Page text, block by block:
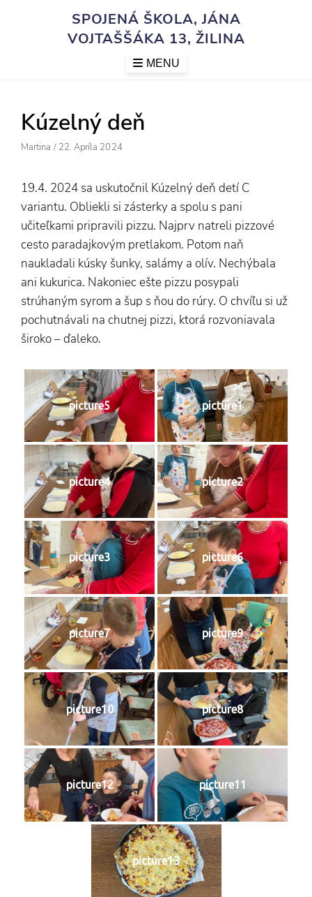
SPOJENÁ ŠKOLA, JÁNA
VOJTAŠŠÁKA 13, ŽILINA
MENU
Kúzelný deň
Author
Martina / Posted
22. Apríla 2024
19.4. 2024 sa uskutočnil Kúzelný deň detí C
variantu. Obliekli si zásterky a spolu s pani
učiteľkami pripravili pizzu. Najprv natreli pizzové
cesto paradajkovým pretlakom. Potom naň
naukladali kúsky šunky, salámy a olív. Nechýbala
ani kukurica. Nakoniec ešte pizzu posypali
strúhaným syrom a šup s ňou do rúry. O chvíľu si už
pochutnávali na chutnej pizzi, ktorá rozvoniavala
široko – ďaleko.
picture5 picture1
picture4 picture2
picture3 picture6
picture7 picture9
picture10 picture8
picture12 picture11
picture13